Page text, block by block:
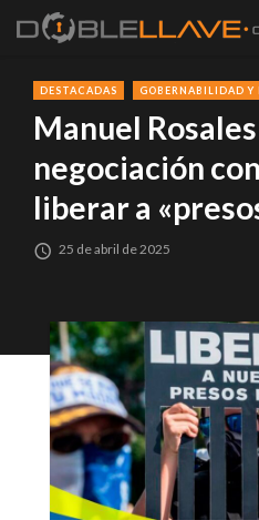
DESTACADAS GOBERNABILIDAD Y
Manuel
negociación
liberar a
25 de abril de 2025